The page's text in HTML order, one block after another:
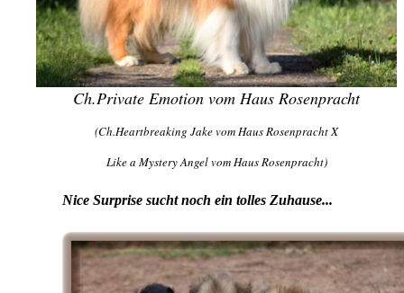
Ch.Private Emotion vom Haus Rosenpracht
(Ch.Heartbreaking Jake vom Haus RosenprachtX
Like a Mystery Angel vom Haus Rosenpracht)
Nice Surprise sucht noch ein tolles Zuhause...